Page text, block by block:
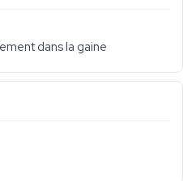
dans la gaine